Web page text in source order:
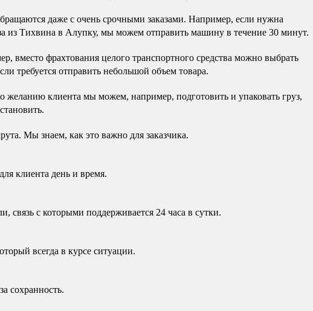
даже с очень срочными заказами. Например, если нужна
из Тихвина в Алупку, мы можем отправить машину в течение 30 минут.
вместо фрахтования целого транспортного средства можно выбрать
требуется отправить небольшой объем товара.
желанию клиента мы можем, например, подготовить и упаковать груз,
Мы знаем, как это важно для заказчика.
клиента день и время.
связь с которыми поддерживается 24 часа в сутки.
всегда в курсе ситуации.
сохранность.